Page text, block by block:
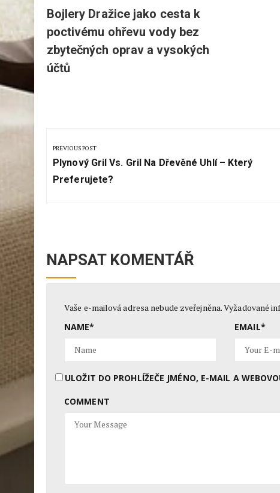
Bojlery Dražice jako cesta k
poctivému ohřevu vody bez
zbytečných oprav a vysokých
účtů
pro
příspěvek
PREVIOUS POST
Previous
Post:
Plynový Gril Vs. Gril Na Dřevěné Uhlí – Který
Preferujete?
NAPSAT KOMENTÁŘ
Vaše e-mailová adresa nebude zveřejněna.Vyžadované
NAME* EMAIL*
ULOŽIT DO PROHLÍŽEČE JMÉNO, E-MAIL A
COMMENT